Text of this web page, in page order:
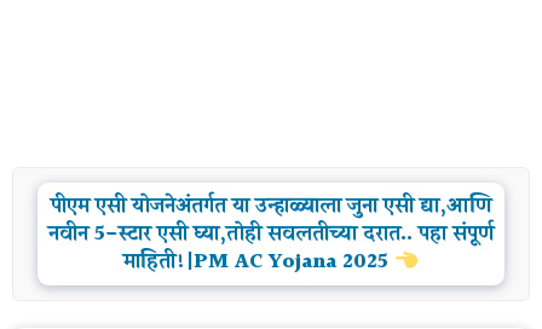
पीएम एसी योजनेअंतर्गत या उन्हाळ्याला जुना एसी द्या,आणि
नवीन 5-स्टार एसी घ्या,तोही सवलतीच्या दरात.. पहा संपूर्ण
माहिती!|PM AC Yojana 2025